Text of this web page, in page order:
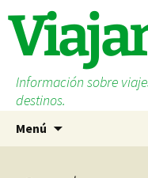
contenido
Información sobre
destinos.
Menú